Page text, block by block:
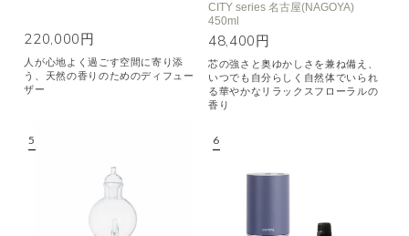
220,000円
人が心地よく過ごす空間に寄り添
う、天然の香りのためのディフュー
ザー
CITY series 名古屋(NAGOYA)
450ml
48,400円
芯の強さと奥ゆかしさを兼ね備え、
いつでも自分らしく自然体でいられ
る華やかなリラックスフローラルの
香り